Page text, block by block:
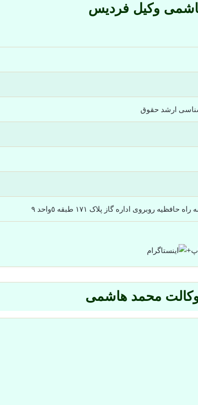
وکیل فردیس
ارشد حقوق
روبروی اداره گاز پلاک ١٧١ طبقه ٥واحد ٩
+
وکالت محمد هاشمی